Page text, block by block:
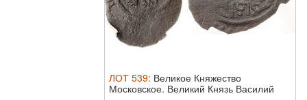
ЛОТ 539: Великое Княжество
Московское. Великий Князь Василий